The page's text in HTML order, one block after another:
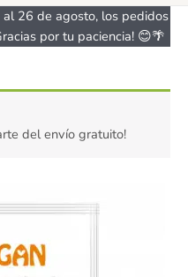
26 de agosto, los pedidos
por tu paciencia! 😊🌴
del envío gratuito!